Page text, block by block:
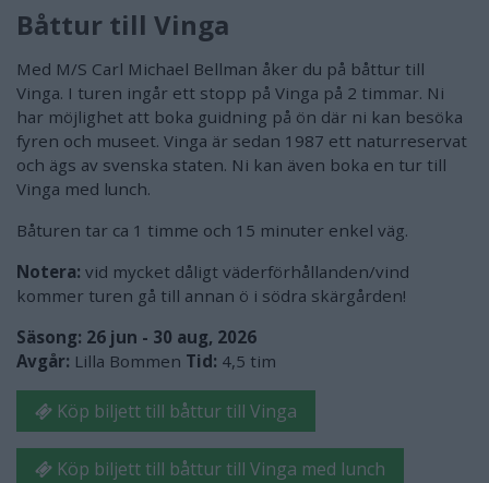
Båttur till Vinga
Med M/S Carl Michael Bellman åker du på båttur till
Vinga. I turen ingår ett stopp på Vinga på 2 timmar. Ni
har möjlighet att boka guidning på ön där ni kan besöka
fyren och museet. Vinga är sedan 1987 ett naturreservat
och ägs av svenska staten. Ni kan även boka en tur till
Vinga med lunch.
Båturen tar ca 1 timme och 15 minuter enkel väg.
Notera: vid mycket dåligt väderförhållanden/vind
kommer turen gå till annan ö i södra skärgården!
Säsong: 26 jun - 30 aug, 2026
Avgår: Lilla Bommen Tid: 4,5 tim
Köp biljett till båttur till Vinga
Köp biljett till båttur till Vinga med lunch